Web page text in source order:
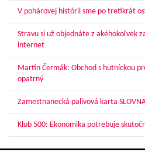
V pohárovej histórii sme po tretíkrát
Stravu si už objednáte z akéhokoľvek
internet
Martin Čermák: Obchod s hutníckou
opatrný
Zamestnanecká palivová karta
Klub 500: Ekonomika potrebuje